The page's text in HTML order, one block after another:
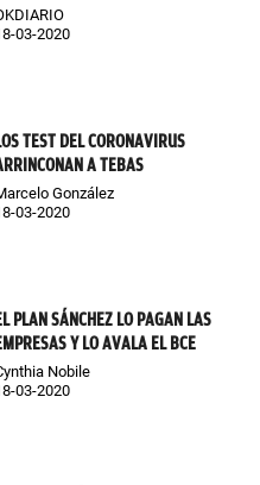
03-2020
TEST DEL CORONAVIRUS
A TEBAS
González
03-2020
PLAN SÁNCHEZ LO PAGAN LAS
Y LO AVALA EL BCE
Nobile
03-2020